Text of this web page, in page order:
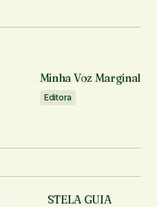
Minha Voz Marginal
Editora
STELA GUIA